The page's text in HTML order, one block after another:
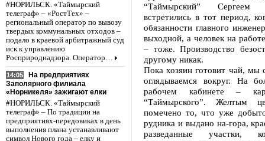
#НОРИЛЬСК. «Таймырский
телеграф» – «РостТех» –
региональный оператор по вывозу
твердых коммунальных отходов –
подало в краевой арбитражный суд
иск к управлению
Росприроднадзора. Оператор…
14:05
На предприятиях
Заполярного филиала
«Норникеля» зажигают елки
#НОРИЛЬСК. «Таймырский
телеграф» – По традиции на
предприятиях-передовиках в день
выполнения плана устанавливают
символ Нового года – елку и
“Таймырский”
встретились в тот период,
обязанности главного
выходной, а человек на
– тоже. Производство
другому никак.
Пока хозяин готовит чай, мы
оглядываемся вокруг. На
рабочем кабинете –
“Таймырского”. Желтым
помечено то, что уже
рудника и выдано на-гора,
разведанные участки,